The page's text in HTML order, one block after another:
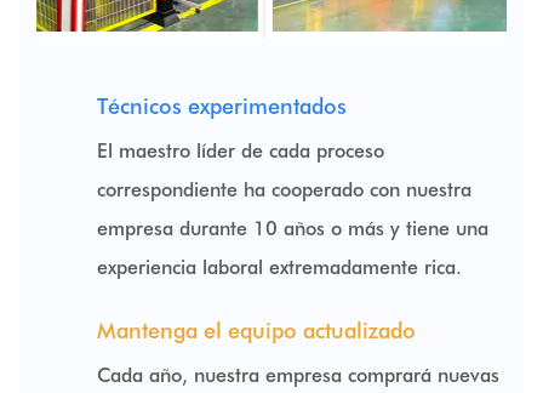
Técnicos experimentados
El maestro líder de cada proceso
correspondiente ha cooperado con nuestra
empresa durante 10 años o más y tiene una
experiencia laboral extremadamente rica.
Mantenga el equipo actualizado
Cada año, nuestra empresa comprará nuevas